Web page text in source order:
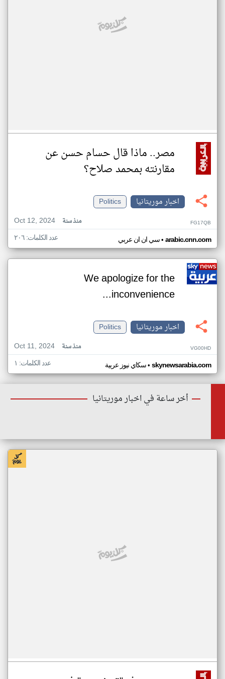
مصر.. ماذا قال حسام حسن عن
مقارنته بمحمد صلاح؟
اخبار موريتانيا
Politics
Oct 12, 2024
منذ سنة FG17QB
سي ان ان عربي• arabic.cnn.com عدد الكلمات: ٢٠٦
We apologize for the
inconvenience...
اخبار موريتانيا
Politics
Oct 11, 2024
منذ سنة VG00HD
سكاي نيوز عربية• skynewsarabia.com عدد الكلمات: ١
أخر ساعة في اخبار موريتانيا